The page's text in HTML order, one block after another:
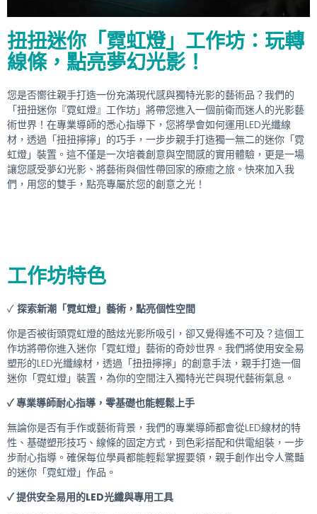
扭扭迷你「霓虹燈」工作坊：玩轉
線條，點亮夢幻光影！
您是否嚮往親手打造一份充滿現代感與獨特光影的藝術品？我們的
「扭扭迷你『霓虹燈』工作坊」將帶您進入一個前衛而迷人的光影藝
術世界！在專業導師的悉心指導下，您將學會如何運用LED光纖線
材，透過「扭扭擰擰」的巧手，一步步親手打造獨一無二的迷你「霓
虹燈」裝置。這不僅是一次培養創意與空間感的實用體驗，更是一場
讓您感受夢幻光影、將藝術與個性帶回家的療癒之旅。快來加入我
們，用您的雙手，點亮專屬於您的創意之光！
工作坊特色
✓ 探索新潮「霓虹燈」藝術，點亮個性空間
你是否被街頭霓虹燈的酷炫光影所吸引，卻又覺得遙不可及？這個工
作坊將帶你進入迷你「霓虹燈」藝術的奇妙世界。我們將使用安全易
塑形的LED光纖線材，透過「扭扭擰擰」的創意手法，親手打造一個
迷你「霓虹燈」裝置，為你的空間注入獨特光芒與現代藝術氣息。
✓ 專業導師耐心指導，零基礎也能輕鬆上手
無論你是否有手作或藝術背景，我們的專業導師都會從LED線材的特
性、基礎塑形技巧、線條的固定方式，到色彩搭配和供電組裝，一步
步耐心指導。確保每位學員都能輕鬆掌握要領，親手創作出令人驚豔
的迷你「霓虹燈」作品。
✓ 提供安全易用的LED光纖與專用工具